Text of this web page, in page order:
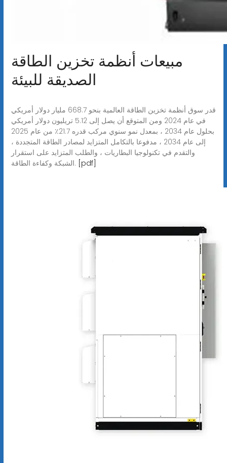
مبيعات أنظمة تخزين الطاقة
الصديقة للبيئة
قدر سوق أنظمة تخزين الطاقة العالمية بنحو 668.7 مليار دولار أمريكي
في عام 2024 ومن المتوقع أن يصل إلى 5.12 تريليون دولار أمريكي
بحلول عام 2034 ، بمعدل نمو سنوي مركب قدره 21.7٪ من عام 2025
إلى عام 2034 ، مدفوعا بالتكامل المتزايد لمصادر الطاقة المتجددة ،
والتقدم في تكنولوجيا البطاريات ، والطلب المتزايد على استقرار
الشبكة وكفاءة الطاقة. [pdf]